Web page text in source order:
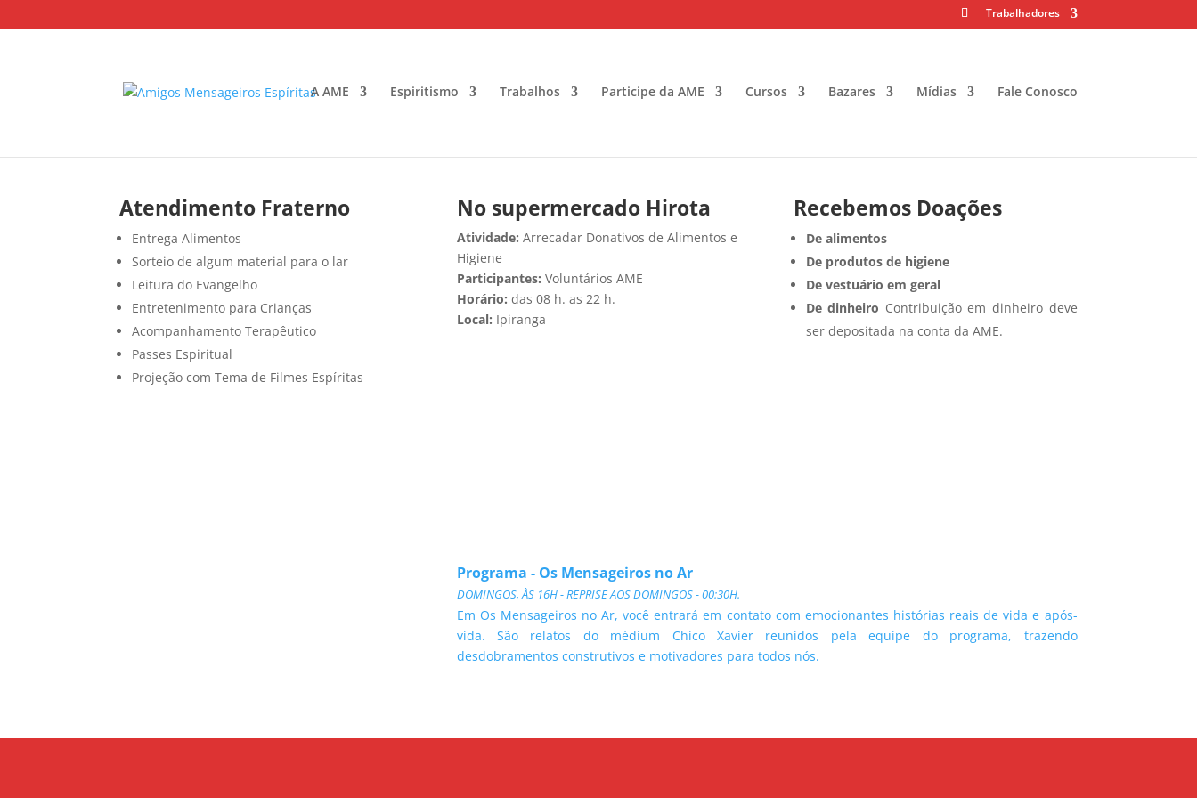
Trabalhadores
A AME Espiritismo Trabalhos Participe da AME Cursos Bazares Mídias Fale Conosco
Atendimento Fraterno
Entrega Alimentos
Sorteio de algum material para o lar
Leitura do Evangelho
Entretenimento para Crianças
Acompanhamento Terapêutico
Passes Espiritual
Projeção com Tema de Filmes Espíritas
No supermercado Hirota
Atividade: Arrecadar Donativos de Alimentos e
Higiene
Participantes: Voluntários AME
Horário: das 08 h. as 22 h.
Local: Ipiranga
Recebemos Doações
De alimentos
De produtos de higiene
De vestuário em geral
De dinheiro Contribuição em dinheiro deve
ser depositada na conta da AME.
Programa - Os Mensageiros no Ar
DOMINGOS, ÀS 16H - REPRISE AOS DOMINGOS - 00:30H.
Em Os Mensageiros no Ar, você entrará em contato com emocionantes histórias reais de vida e após-
vida. São relatos do médium Chico Xavier reunidos pela equipe do programa, trazendo
desdobramentos construtivos e motivadores para todos nós.